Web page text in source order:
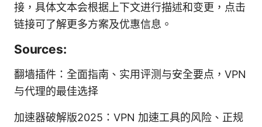
接，具体文本会根据上下文进行描述和变更，点击
链接可了解更多方案及优惠信息。
Sources:
翻墙插件：全面指南、实用评测与安全要点，VPN
与代理的最佳选择
加速器破解版2025：VPN 加速工具的风险、正规